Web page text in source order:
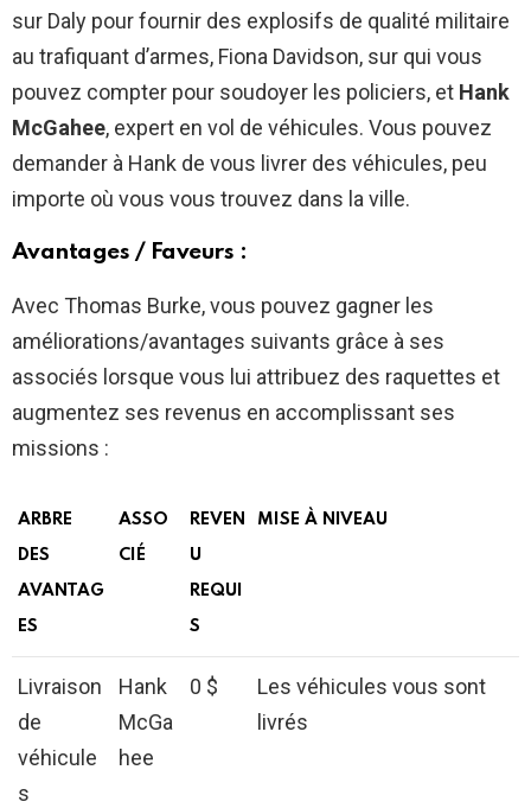
sur Daly pour fournir des explosifs de qualité militaire
au trafiquant d’armes, Fiona Davidson, sur qui vous
pouvez compter pour soudoyer les policiers, et Hank
McGahee, expert en vol de véhicules. Vous pouvez
demander à Hank de vous livrer des véhicules, peu
importe où vous vous trouvez dans la ville.
Avantages / Faveurs :
Avec Thomas Burke, vous pouvez gagner les
améliorations/avantages suivants grâce à ses
associés lorsque vous lui attribuez des raquettes et
augmentez ses revenus en accomplissant ses
missions :
ARBRE
DES
AVANTAG
ES
ASSO
CIÉ
REVEN
U
REQUI
S
MISE À NIVEAU
Livraison
de
véhicule
s
Hank
McGa
hee
0 $
Les véhicules vous sont
livrés